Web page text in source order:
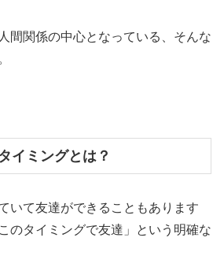
間関係の中心となっている、そんな
イミングとは？
いて友達ができることもあります
のタイミングで友達」という明確な